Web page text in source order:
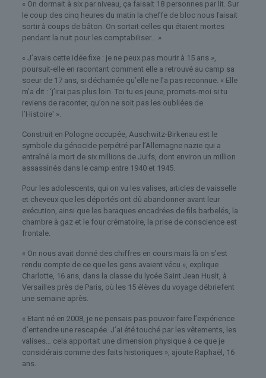
« On dormait à six par niveau, ça faisait 18 personnes par lit. Sur
le coup des cinq heures du matin la cheffe de bloc nous faisait
sortir à coups de bâton. On sortait celles qui étaient mortes
pendant la nuit pour les comptabiliser… »
« J’avais cette idée fixe : je ne peux pas mourir à 15 ans »,
poursuit-elle en racontant comment elle a retrouvé au camp sa
soeur de 17 ans, si décharnée qu’elle ne l’a pas reconnue. « Elle
m’a dit : ‘j’irai pas plus loin. Toi tu es jeune, promets-moi si tu
reviens de raconter, qu’on ne soit pas les oubliées de
l’Histoire' ».
Construit en Pologne occupée, Auschwitz-Birkenau est le
symbole du génocide perpétré par l’Allemagne nazie qui a
entraîné la mort de six millions de Juifs, dont environ un million
assassinés dans le camp entre 1940 et 1945.
Pour les adolescents, qui on vu les valises, articles de vaisselle
et cheveux que les déportés ont dû abandonner avant leur
exécution, ainsi que les baraques encadrées de fils barbelés, la
chambre à gaz et le four crématoire, la prise de conscience est
frontale.
« On nous avait donné des chiffres en cours mais là on s’est
rendu compte de ce que les gens avaient vécu », explique
Charlotte, 16 ans, dans la classe du lycée Saint Jean Huslt, à
Versailles près de Paris, où les 15 élèves du voyage débriefent
une semaine après.
« Etant né en 2008, je ne pensais pas pouvoir faire l’expérience
d’entendre une rescapée. J’ai été touché par les vêtements, les
valises… cela apportait une dimension physique à ce que je
considérais comme des faits historiques », ajoute Raphaël, 16
ans.